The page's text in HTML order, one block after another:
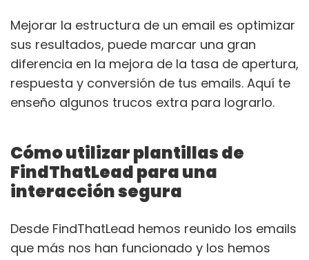
Mejorar la estructura de un email es optimizar
sus resultados, puede marcar una gran
diferencia en la mejora de la tasa de apertura,
respuesta y conversión de tus emails. Aquí te
enseño algunos trucos extra para lograrlo.
Cómo utilizar plantillas de
FindThatLead para una
interacción segura
Desde FindThatLead hemos reunido los emails
que más nos han funcionado y los hemos